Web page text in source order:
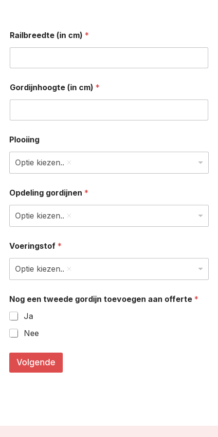
Railbreedte (in cm) *
Gordijnhoogte (in cm) *
Plooiing
Optie kiezen..
Opdeling gordijnen *
Optie kiezen..
Voeringstof *
Optie kiezen..
Nog een tweede gordijn toevoegen aan offerte *
Ja
Nee
Volgende